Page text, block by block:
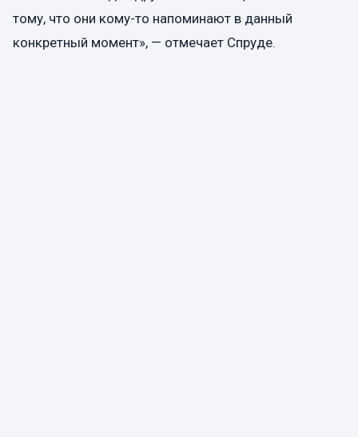
тому, что они кому-то напоминают в данный
конкретный момент», — отмечает Спруде.